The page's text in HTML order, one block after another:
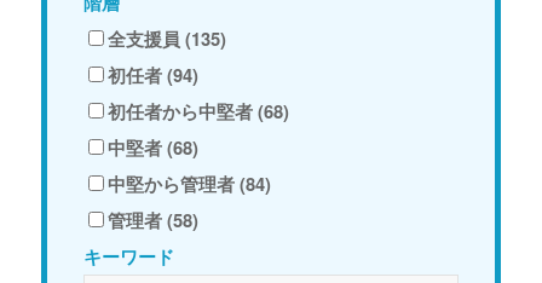
全支援員 (135)
初任者 (94)
初任者から中堅者 (68)
中堅者 (68)
中堅から管理者 (84)
管理者 (58)
キーワード